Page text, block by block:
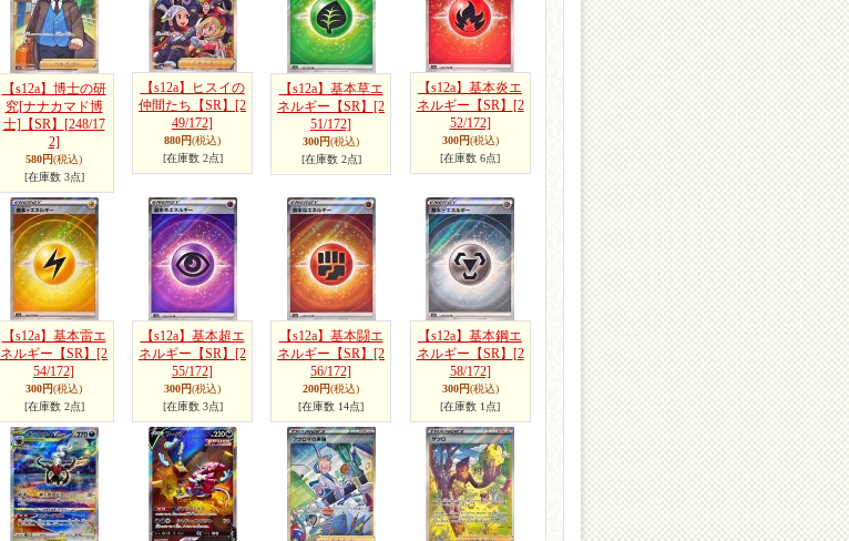
【s12a】博士の研
究[ナナカマド博
士]【SR】
[248/17
2]
580円(税込)
[在庫数 3点]
【s12a】ヒスイの
仲間たち【SR】 [2
49/172]
880円(税込)
[在庫数 2点]
【s12a】基本草エ
ネルギー【SR】 [2
51/172]
300円(税込)
[在庫数 2点]
【s12a】基本炎エ
ネルギー【SR】
[2
52/172]
300円(税込)
[在庫数 6点]
【s12a】基本雷エ
ネルギー【SR】 [2
54/172]
300円(税込)
[在庫数 2点]
【s12a】基本超エ
ネルギー【SR】 [2
55/172]
300円(税込)
[在庫数 3点]
【s12a】基本闘エ
ネルギー【SR】 [2
56/172]
200円(税込)
[在庫数 14点]
【s12a】基本鋼エ
ネルギー【SR】
[2
58/172]
300円(税込)
[在庫数 1点]